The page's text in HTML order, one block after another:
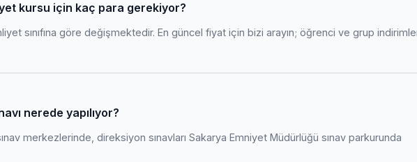
kursu için kaç para gerekiyor?
sınıfına göre değişmektedir. En güncel fiyat için bizi arayın; öğrenci ve grup
nerede yapılıyor?
merkezlerinde, direksiyon sınavları Sakarya Emniyet Müdürlüğü sınav parkurunda